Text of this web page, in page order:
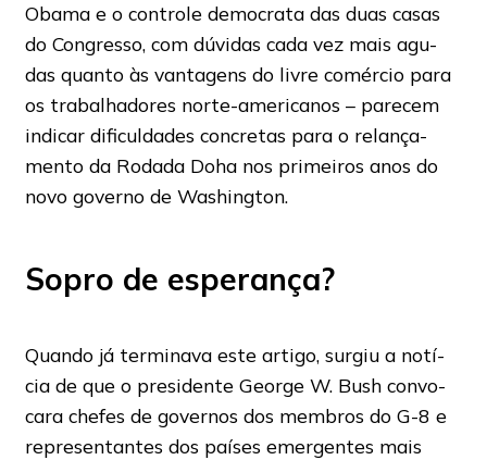
Obama e o controle democrata das duas casas
do Congresso, com dúvidas cada vez mais agu-
das quanto às vantagens do livre comércio para
os trabalhadores norte-americanos – parecem
indicar dificuldades concretas para o relança-
mento da Rodada Doha nos primeiros anos do
novo governo de Washington.
Sopro de esperança?
Quando já terminava este artigo, surgiu a notí-
cia de que o presidente George W. Bush convo-
cara chefes de governos dos membros do G-8 e
representantes dos países emergentes mais